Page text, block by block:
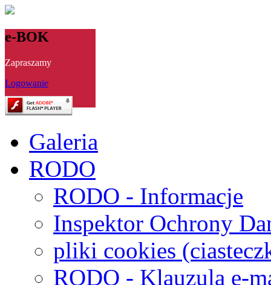
e-BOK
Zapraszamy
Logowanie
Galeria
RODO
RODO - Informacje
Inspektor Ochrony
pliki cookies
RODO - Klauzula e-